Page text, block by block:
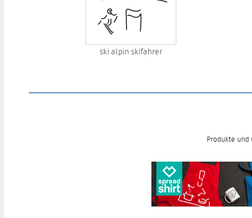
ski alpin skifahrer
Produkte